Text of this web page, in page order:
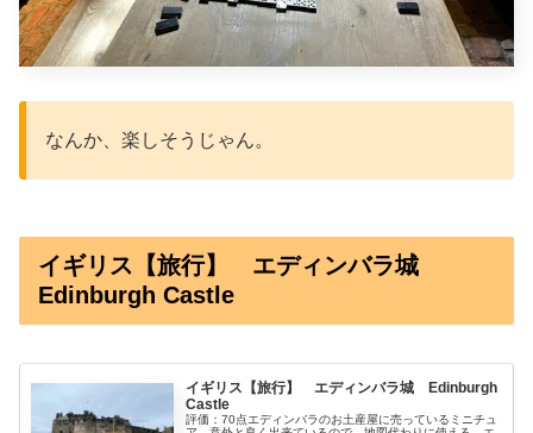
なんか、楽しそうじゃん。
イギリス【旅行】 エディンバラ城
Edinburgh Castle
イギリス【旅行】 エディンバラ城 Edinburgh
Castle
評価：70点エディンバラのお土産屋に売っているミニチュ